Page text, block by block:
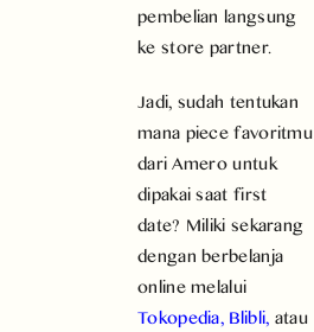
pembelian langsung
ke store partner.
Jadi, sudah tentukan
mana piece favoritmu
dari Amero untuk
dipakai saat first
date? Miliki sekarang
dengan berbelanja
online melalui
Tokopedia, Blibli, atau